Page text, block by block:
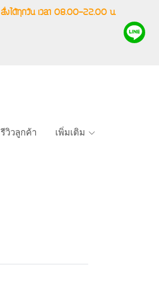
สั่งได้ทุกวัน เวลา 08.00-22.00 น.
รีวิวลูกค้า เพิ่มเติม